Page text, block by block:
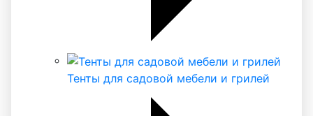
Тенты для садовой мебели и грилей